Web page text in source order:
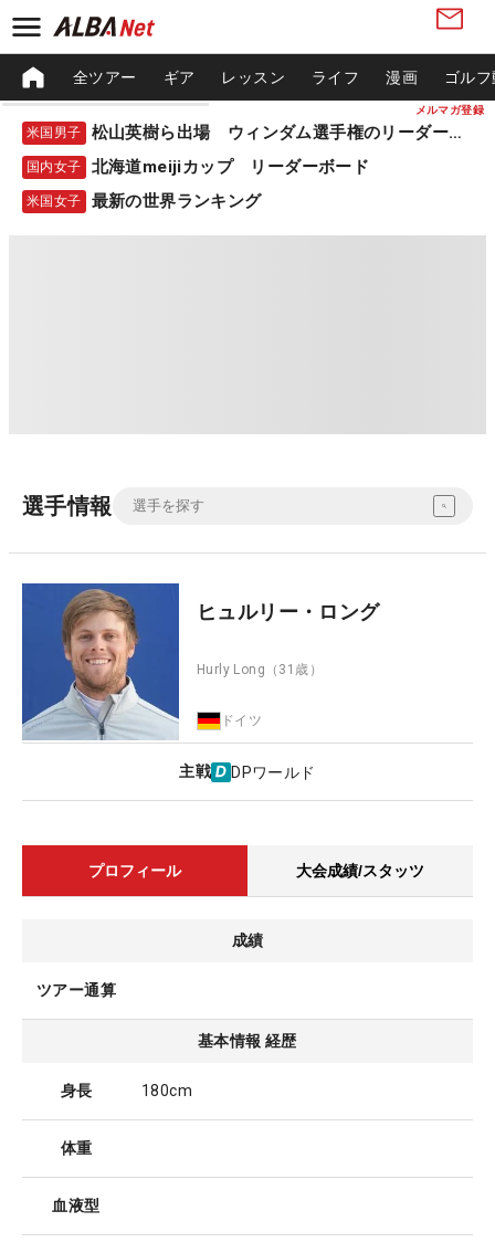
メルマガ登録
全ツアー ギア レッスン ライフ 漫画 ゴル
米国男子 松山英樹ら出場 ウィンダム選手権のリーダーボード
国内女子 北海道meijiカップ リーダーボード
米国女子 最新の世界ランキング
選手情報
ヒュルリー・ロング
Hurly Long （31歳）
ドイツ
主戦 DPワールド
プロフィール 大会成績/スタッツ
成績
ツアー通算
基本情報 経歴
身長 180cm
体重
血液型